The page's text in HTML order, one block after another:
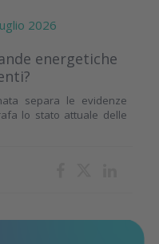
2026
energetiche
separa le evidenze
lo stato attuale delle